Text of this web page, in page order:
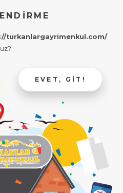
turkanlargayrimenkul.com/
EVET, GIT!